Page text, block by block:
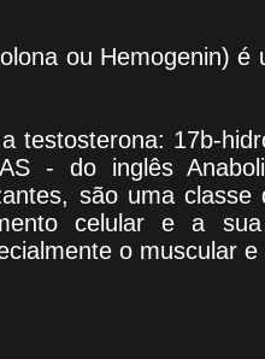
ou Hemogenin) é
testosterona: 17b-
- do inglês
são uma classe
celular e a
o muscular e